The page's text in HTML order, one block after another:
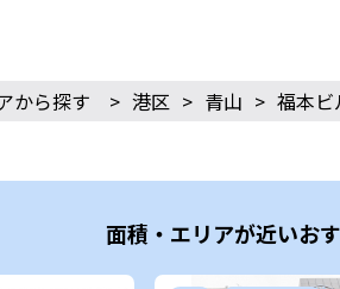
から探す > 港区 > 青山 > 福本ビ
面積・エリアが近いお